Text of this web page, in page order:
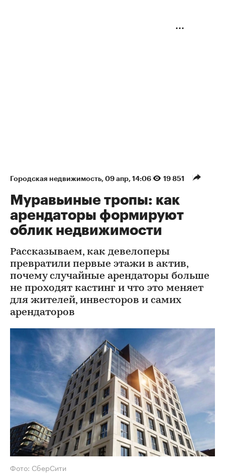
Городская недвижимость 09 апр, 14:06 19 851
Муравьиные тропы: как
арендаторы формируют
облик недвижимости
Рассказываем, как девелоперы
превратили первые этажи в актив,
почему случайные арендаторы больше
не проходят кастинг и что это меняет
для жителей, инвесторов и самих
арендаторов
Фото: СберСити